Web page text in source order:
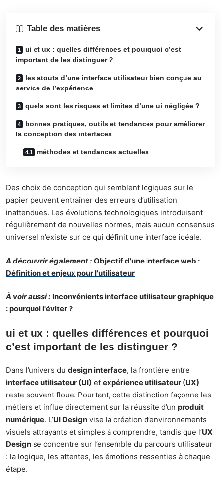
Table des matières
ui et ux : quelles différences et pourquoi c’est
important de les distinguer ?
les atouts d’une interface utilisateur bien conçue au
service de l’expérience
quels sont les risques et limites d’une ui négligée ?
bonnes pratiques, outils et tendances pour améliorer
la conception des interfaces
méthodes et tendances actuelles
Des choix de conception qui semblent logiques sur le
papier peuvent entraîner des erreurs d’utilisation
inattendues. Les évolutions technologiques introduisent
régulièrement de nouvelles normes, mais aucun consensus
universel n’existe sur ce qui définit une interface idéale.
A découvrir également : Objectif d'une interface web :
Définition et enjeux pour l'utilisateur
À voir aussi : Inconvénients interface utilisateur graphique
: pourquoi l'éviter ?
ui et ux : quelles différences et pourquoi
c’est important de les distinguer ?
Dans l’univers du design interface, la frontière entre
interface utilisateur (UI) et expérience utilisateur (UX)
reste souvent floue. Pourtant, cette distinction façonne les
métiers et influe directement sur la réussite d’un produit
numérique. L’UI Design vise la création d’environnements
visuels attrayants et simples à comprendre, tandis que l’UX
Design se concentre sur l’ensemble du parcours utilisateur
: la logique, les attentes, les émotions ressenties à chaque
étape.